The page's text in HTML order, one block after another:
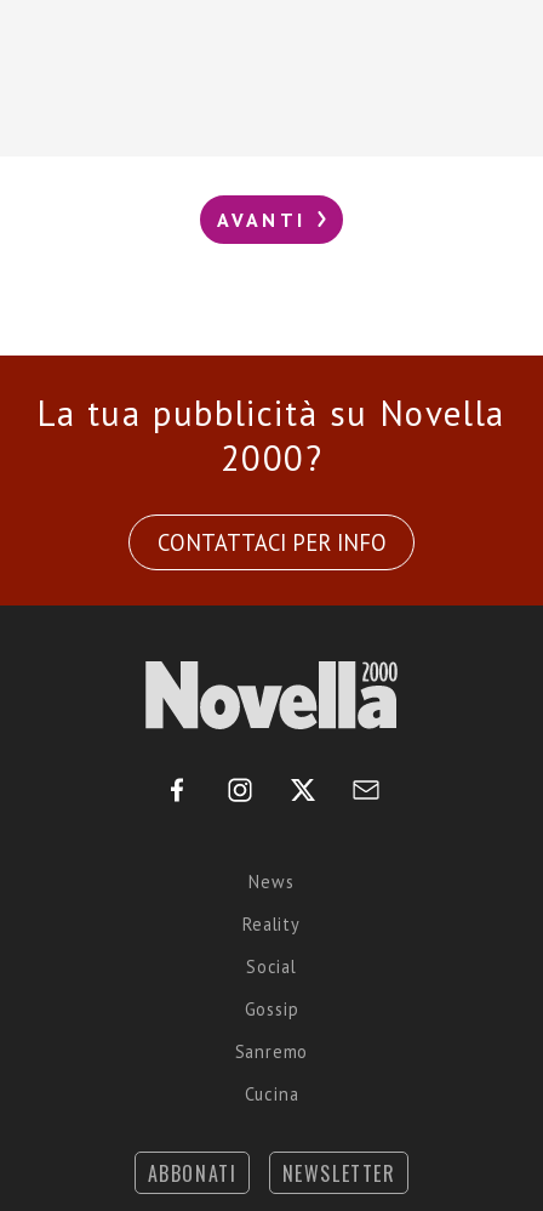
AVANTI
La tua pubblicità su Novella
2000?
CONTATTACI PER INFO
News
Reality
Social
Gossip
Sanremo
Cucina
ABBONATI NEWSLETTER